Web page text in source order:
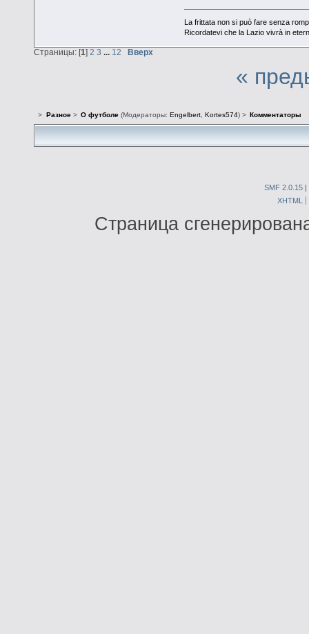
La frittata non si può fare senza
Ricordatevi che la Lazio vivrà in
Страницы: [1] 2 3 ... 12 Вверх
«
> Разное> О футболе(Модераторы: Engelbert, Kortes574) > Комментаторы
SMF 2.0.15 |
XHTML
Страница